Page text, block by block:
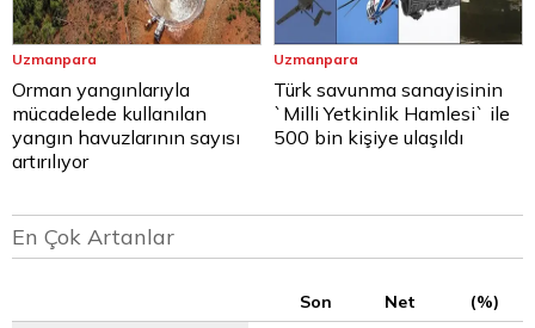
Uzmanpara
Orman yangınlarıyla
mücadelede kullanılan
yangın havuzlarının sayısı
artırılıyor
Uzmanpara
Türk savunma sanayisinin
`Milli Yetkinlik Hamlesi` ile
500 bin kişiye ulaşıldı
En Çok Artanlar
Son Net
(%)